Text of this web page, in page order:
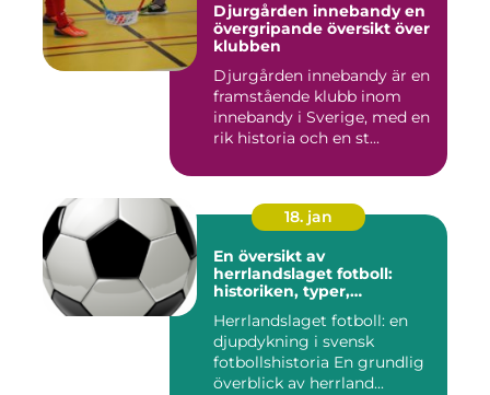
Djurgården innebandy en
övergripande översikt över
klubben
Djurgården innebandy är en
framstående klubb inom
innebandy i Sverige, med en
rik historia och en st...
18. jan
En översikt av
herrlandslaget fotboll:
historiken, typer,
Herrlandslaget fotboll: en
djupdykning i svensk
fotbollshistoria En grundlig
överblick av herrland...